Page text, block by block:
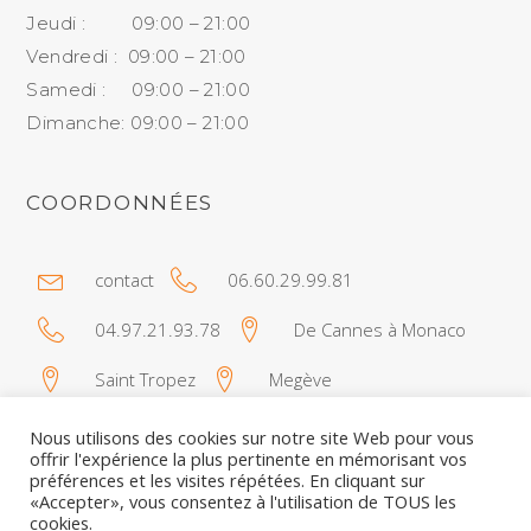
Jeudi : 09:00 – 21:00
Vendredi : 09:00 – 21:00
Samedi : 09:00 – 21:00
Dimanche: 09:00 – 21:00
COORDONNÉES
contact 06.60.29.99.81
04.97.21.93.78 De Cannes à Monaco
Saint Tropez Megève
Nous utilisons des cookies sur notre site Web pour vous
offrir l'expérience la plus pertinente en mémorisant vos
préférences et les visites répétées. En cliquant sur
«Accepter», vous consentez à l'utilisation de TOUS les
cookies.